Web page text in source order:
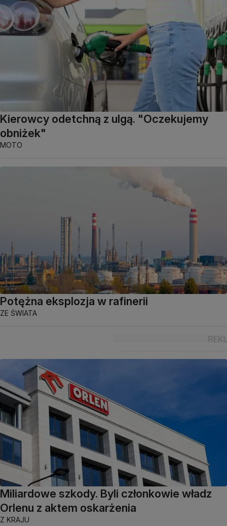
Kierowcy odetchną z ulgą. "Oczekujemy
obniżek"
MOTO
Potężna eksplozja w rafinerii
ZE ŚWIATA
Miliardowe szkody. Byli członkowie władz
Orlenu z aktem oskarżenia
Z KRAJU